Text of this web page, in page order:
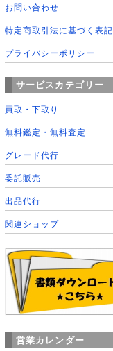
お問い合わせ
特定商取引法に基づく表記
プライバシーポリシー
サービスカテゴリー
買取・下取り
無料鑑定・無料査定
グレード代行
委託販売
出品代行
関連ショップ
営業カレンダー